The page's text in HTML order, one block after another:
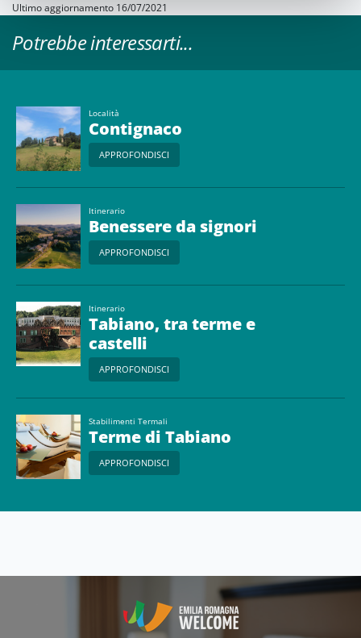
Ultimo aggiornamento 16/07/2021
Potrebbe interessarti...
Località
Contignaco
APPROFONDISCI
Itinerario
Benessere da signori
APPROFONDISCI
Itinerario
Tabiano, tra terme e
castelli
APPROFONDISCI
Stabilimenti Termali
Terme di Tabiano
APPROFONDISCI